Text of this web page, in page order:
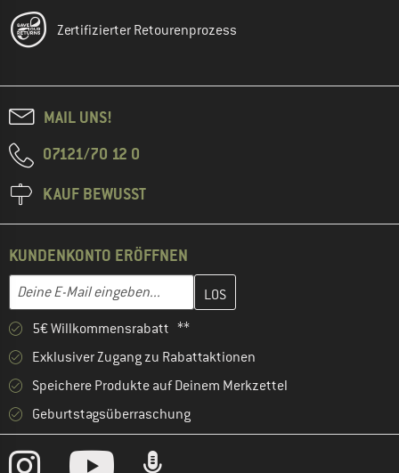
Zertifizierter Retourenprozess
MAIL UNS!
07121/70 12 0
KAUF BEWUSST
KUNDENKONTO ERÖFFNEN
E-Mail-Adresse
Gib hier deine E-Mail-Adresse ein und erstelle im nächsten
5€ Willkommensrabatt **
Exklusiver Zugang zu Rabattaktionen
Speichere Produkte auf Deinem Merkzettel
Geburtstagsüberraschung